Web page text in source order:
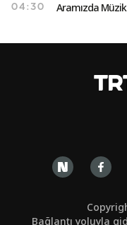
04:30 Aramızda
Bağlantı yoluyla